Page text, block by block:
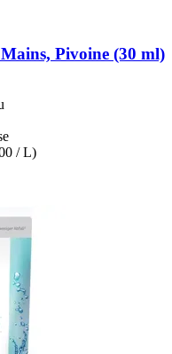
Pivoine (30 ml)
/ L)